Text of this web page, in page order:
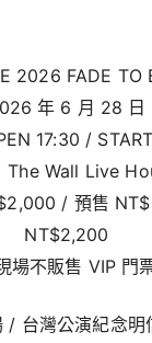
2026 FADE TO
年 6 月 28 日
17:30 /
The Wall Live
/ 預售
NT$2,200
場不販售 VIP 門
/ 台灣公演紀念